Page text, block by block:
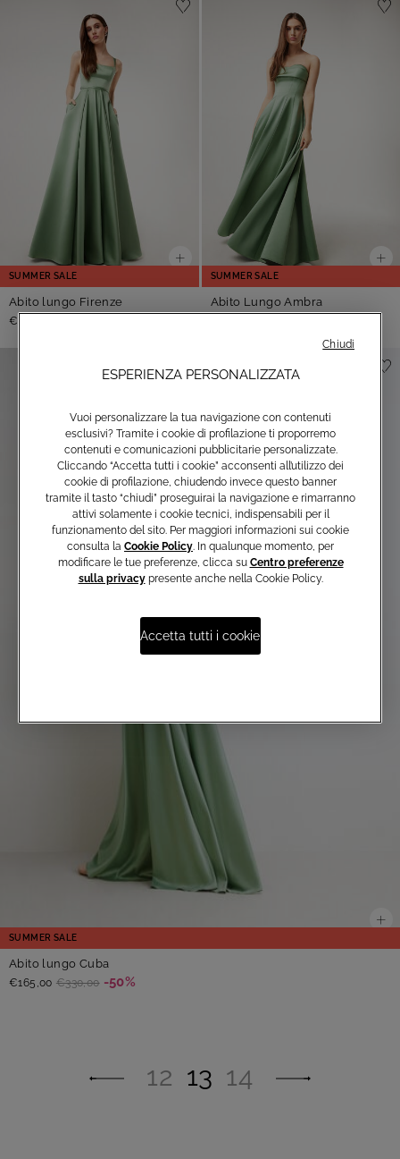
SUMMER SALE
Abito lungo Firenze
€245,00
SUMMER SALE
Abito Lungo Ambra
SUMMER SALE
Abito lungo Cuba
€165,00 €330,00 -50%
12 13 14
ESPERIENZA PERSONALIZZATA
Vuoi personalizzare la tua navigazione con contenuti
esclusivi? Tramite i cookie di profilazione ti proporremo
contenuti e comunicazioni pubblicitarie personalizzate.
Cliccando “Accetta tutti i cookie” acconsenti all’utilizzo dei
cookie di profilazione, chiudendo invece questo banner
tramite il tasto “chiudi” proseguirai la navigazione e rimarranno
attivi solamente i cookie tecnici, indispensabili per il
funzionamento del sito. Per maggiori informazioni sui cookie
consulta la Cookie Policy . In qualunque momento, per
modificare le tue preferenze, clicca su Centro preferenze
sulla privacypresente anche nella Cookie Policy.
Accetta tutti i cookie
Chiudi